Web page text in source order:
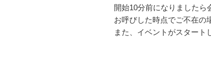
開始10分前になりましたら
お呼びした時点でご不在の
また、イベントがスタート